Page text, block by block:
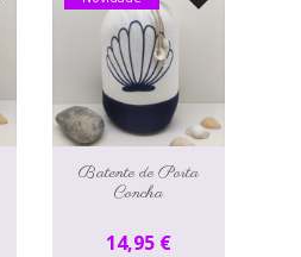
Batente de Porta
Concha
14,95 €